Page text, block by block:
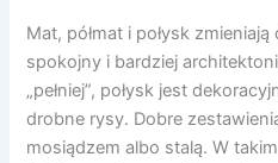
Mat, półmat i połysk
spokojny i bardziej
„pełniej”, połysk jest
drobne rysy. Dobre
mosiądzem albo stalą. W takim